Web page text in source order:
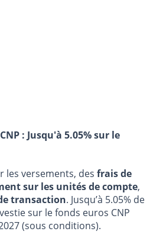
: Jusqu'à 5.05% sur le
les versements, des frais de
sur les unités de compte,
transaction. Jusqu’à 5.05% de
sur le fonds euros CNP
(sous conditions).